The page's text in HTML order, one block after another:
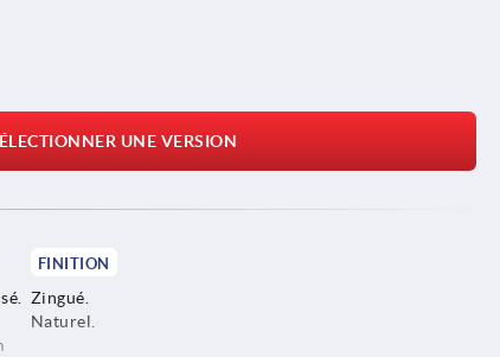
UNE VERSION
FINITION
Zingué.
Naturel.